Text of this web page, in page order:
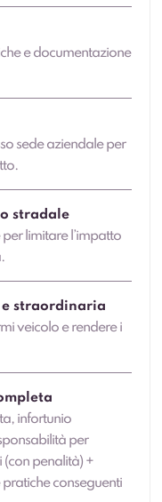
e documentazione
sede aziendale per
stradale
limitare l’impatto
straordinaria
veicolo e rendere i
infortunio
per
(con penalità) +
pratiche conseguenti